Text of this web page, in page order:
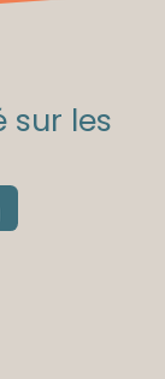
sur les